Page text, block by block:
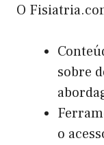
O
sobre
o